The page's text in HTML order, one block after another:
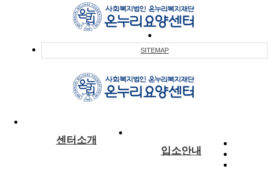
SITEMAP
센터소개
입소안내